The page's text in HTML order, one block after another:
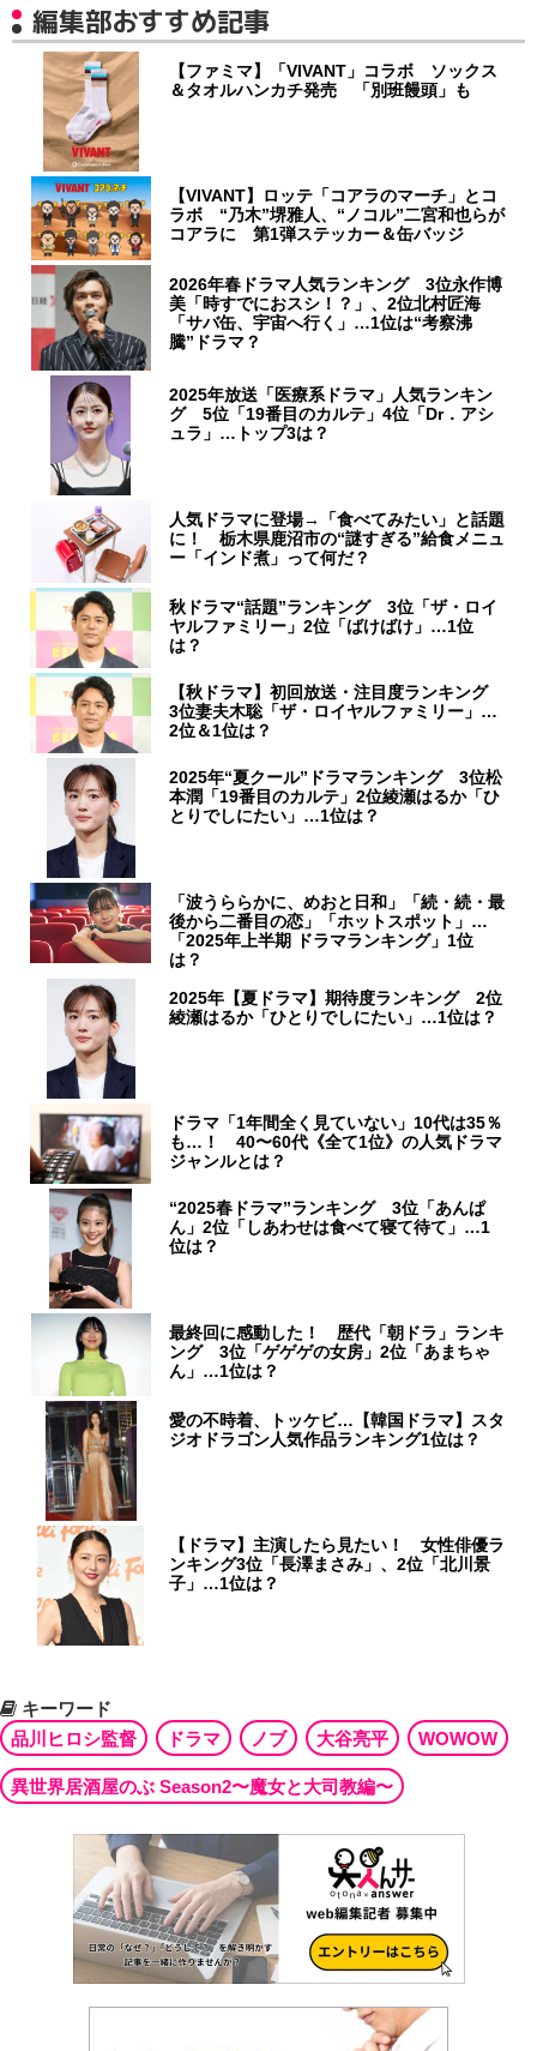
編集部おすすめ記事
【ファミマ】「VIVANT」コラボ ソックス
＆タオルハンカチ発売 「別班饅頭」も
【VIVANT】ロッテ「コアラのマーチ」とコ
ラボ “乃木”堺雅人、“ノコル”二宮和也らが
コアラに 第1弾ステッカー＆缶バッジ
2026年春ドラマ人気ランキング 3位永作博
美「時すでにおスシ！？」、2位北村匠海
「サバ缶、宇宙へ行く」…1位は“考察沸
騰”ドラマ？
2025年放送「医療系ドラマ」人気ランキン
グ 5位「19番目のカルテ」4位「Dr．アシ
ュラ」…トップ3は？
人気ドラマに登場→「食べてみたい」と話題
に！ 栃木県鹿沼市の“謎すぎる”給食メニュ
ー「インド煮」って何だ？
秋ドラマ“話題”ランキング 3位「ザ・ロイ
ヤルファミリー」2位「ばけばけ」…1位
は？
【秋ドラマ】初回放送・注目度ランキング
3位妻夫木聡「ザ・ロイヤルファミリー」…
2位＆1位は？
2025年“夏クール”ドラマランキング 3位松
本潤「19番目のカルテ」2位綾瀬はるか「ひ
とりでしにたい」…1位は？
「波うららかに、めおと日和」「続・続・最
後から二番目の恋」「ホットスポット」…
「2025年上半期 ドラマランキング」1位
は？
2025年【夏ドラマ】期待度ランキング 2位
綾瀬はるか「ひとりでしにたい」…1位は？
ドラマ「1年間全く見ていない」10代は35％
も…！ 40〜60代《全て1位》の人気ドラマ
ジャンルとは？
“2025春ドラマ”ランキング 3位「あんぱ
ん」2位「しあわせは食べて寝て待て」…1
位は？
最終回に感動した！ 歴代「朝ドラ」ランキ
ング 3位「ゲゲゲの女房」2位「あまちゃ
ん」…1位は？
愛の不時着、トッケビ…【韓国ドラマ】スタ
ジオドラゴン人気作品ランキング1位は？
【ドラマ】主演したら見たい！ 女性俳優ラ
ンキング3位「長澤まさみ」、2位「北川景
子」…1位は？
キーワード
品川ヒロシ監督
ドラマ ノブ 大谷亮平 WOWOW
異世界居酒屋のぶ Season2〜魔女と大司教編〜